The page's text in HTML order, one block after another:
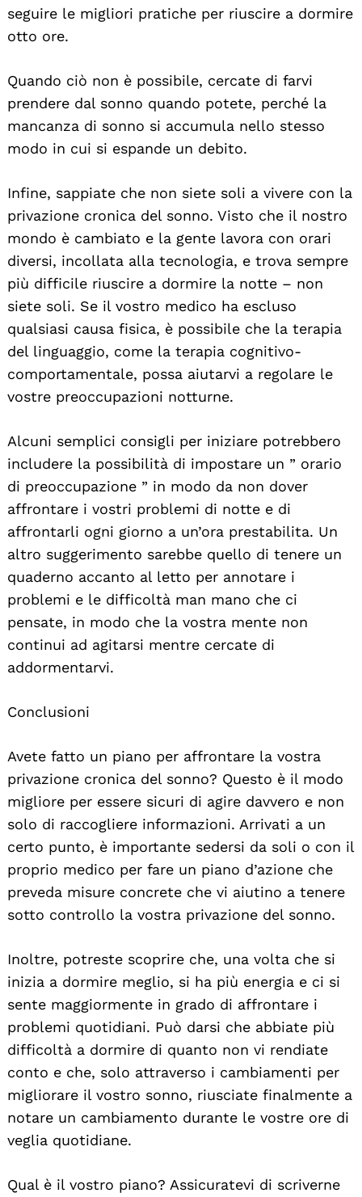
seguire le migliori pratiche per riuscire a dormire
otto ore.
Quando ciò non è possibile, cercate di farvi
prendere dal sonno quando potete, perché la
mancanza di sonno si accumula nello stesso
modo in cui si espande un debito.
Infine, sappiate che non siete soli a vivere con la
privazione cronica del sonno. Visto che il nostro
mondo è cambiato e la gente lavora con orari
diversi, incollata alla tecnologia, e trova sempre
più difficile riuscire a dormire la notte – non
siete soli. Se il vostro medico ha escluso
qualsiasi causa fisica, è possibile che la terapia
del linguaggio, come la terapia cognitivo-
comportamentale, possa aiutarvi a regolare le
vostre preoccupazioni notturne.
Alcuni semplici consigli per iniziare potrebbero
includere la possibilità di impostare un ” orario
di preoccupazione ” in modo da non dover
affrontare i vostri problemi di notte e di
affrontarli ogni giorno a un’ora prestabilita. Un
altro suggerimento sarebbe quello di tenere un
quaderno accanto al letto per annotare i
problemi e le difficoltà man mano che ci
pensate, in modo che la vostra mente non
continui ad agitarsi mentre cercate di
addormentarvi.
Conclusioni
Avete fatto un piano per affrontare la vostra
privazione cronica del sonno? Questo è il modo
migliore per essere sicuri di agire davvero e non
solo di raccogliere informazioni. Arrivati a un
certo punto, è importante sedersi da soli o con il
proprio medico per fare un piano d’azione che
preveda misure concrete che vi aiutino a tenere
sotto controllo la vostra privazione del sonno.
Inoltre, potreste scoprire che, una volta che si
inizia a dormire meglio, si ha più energia e ci si
sente maggiormente in grado di affrontare i
problemi quotidiani. Può darsi che abbiate più
difficoltà a dormire di quanto non vi rendiate
conto e che, solo attraverso i cambiamenti per
migliorare il vostro sonno, riusciate finalmente a
notare un cambiamento durante le vostre ore di
veglia quotidiane.
Qual è il vostro piano? Assicuratevi di scriverne